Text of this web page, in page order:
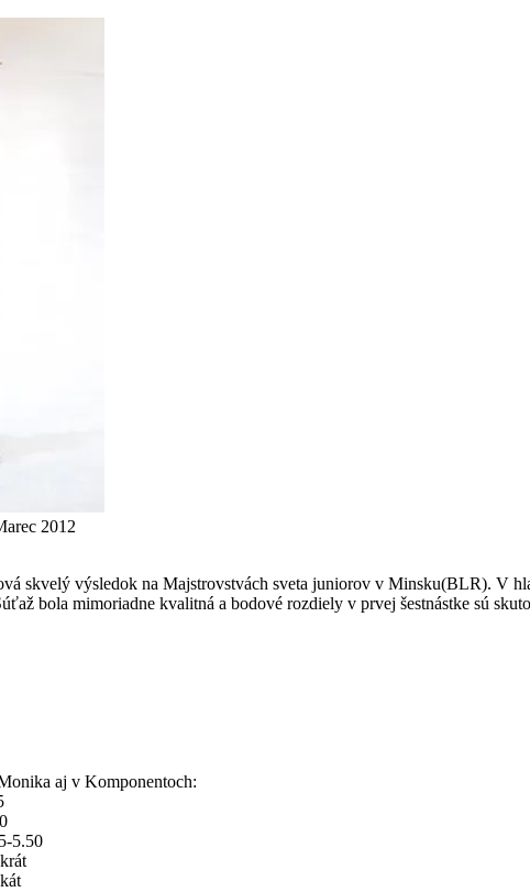
2012
skvelý výsledok na Majstrovstvách sveta juniorov v Minsku(BLR). V
bola mimoriadne kvalitná a bodové rozdiely v prvej šestnástke sú
aj v Komponentoch:
5.50